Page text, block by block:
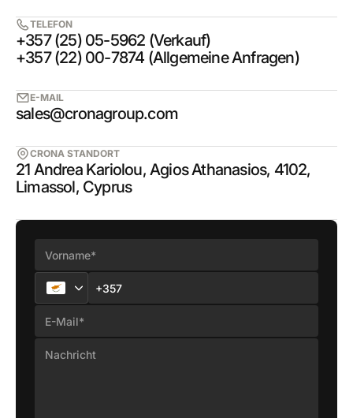
TELEFON
+357 (25) 05-5962 (Verkauf)
+357 (22) 00-7874 (Allgemeine Anfragen)
E-MAIL
sales@cronagroup.com
CRONA STANDORT
21 Andrea Kariolou, Agios Athanasios, 4102,
Limassol, Cyprus